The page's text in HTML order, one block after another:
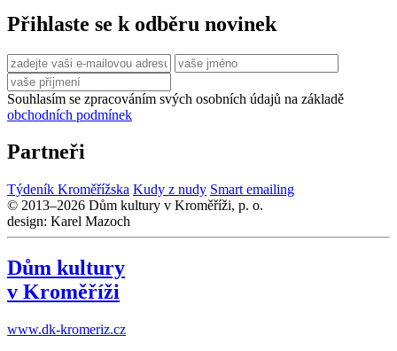
Přihlaste se k odběru novinek
Souhlasím se zpracováním svých osobních údajů na základě
obchodních podmínek
Partneři
Týdeník Kroměřížska Kudy z nudy Smart emailing
© 2013–2026 Dům kultury v Kroměříži, p. o.
design: Karel Mazoch
Dům kultury
v Kroměříži
www.dk-kromeriz.cz